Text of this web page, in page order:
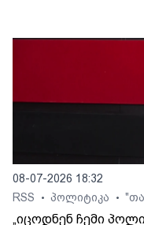
08-07-2026 18:32
RSS
• პოლიტიკა •
„იცოდნენ ჩემი